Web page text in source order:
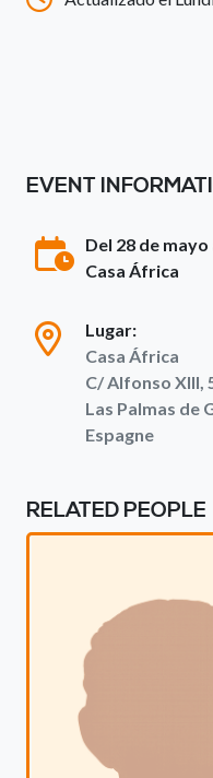
EVENT
Del 28 de
Casa África
Lugar:
Casa África
C/ Alfonso XIII,
Las Palmas de
Espagne
RELATED PEOPLE